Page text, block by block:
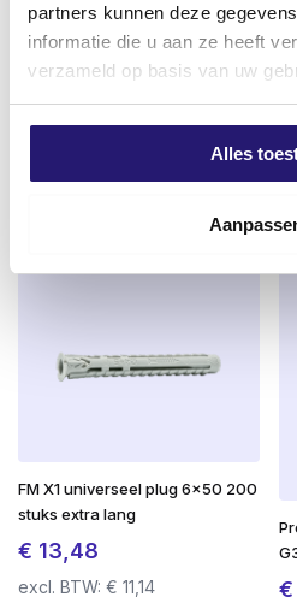
partners kunnen deze
informatie die u aan ze heeft
verzameld op basis van uw
Alles
Schroevendump
band/snelbouwschroeven
grove draad 3,9 x 35 1000
€16,50Oorspronkelijke
€15,50Huidige
prijs
€ 15,50.
€
FM X1 universeel plug 6×50 200
stuks extra lang
€ 13,48
excl. BTW: € 11,14
€